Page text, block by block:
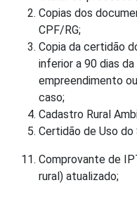
Copias dos
CPF/RG;
Copia da certidão
inferior a 90 dias
empreendimento
caso;
Cadastro Rural
Certidão de Uso
Comprovante de
rural) atualizado;